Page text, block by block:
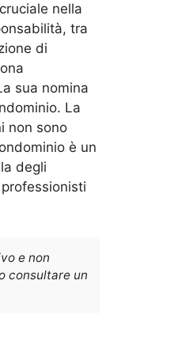
nella
tra
di
sua nomina
La
non sono
è un
degli
e non
consultare un